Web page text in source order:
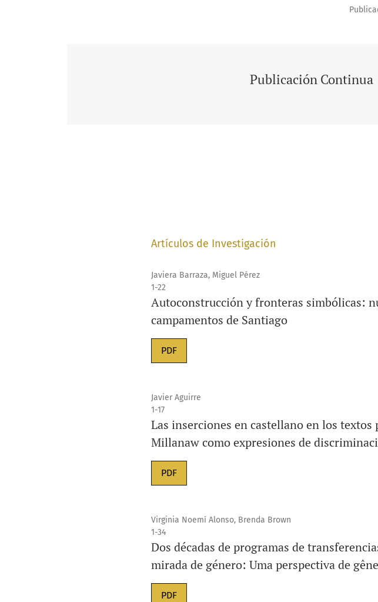
Publicación Continua
Artículos de Investigación
Javiera Barraza, Miguel Pérez
1-22
Autoconstrucción y fronteras simbólicas:
campamentos de Santiago
PDF
Javier Aguirre
1-17
Las inserciones en castellano en los
Millanaw como expresiones de
PDF
Virginia Noemí Alonso, Brenda Brown
1-34
Dos décadas de programas de
mirada de género: Uma perspectiva de
PDF